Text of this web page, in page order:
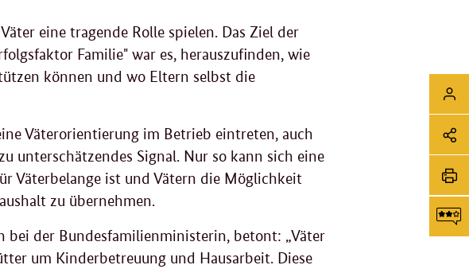
eine tragende Rolle spielen. Das Ziel der
Familie" war es, herauszufinden, wie
können und wo Eltern selbst die
Väterorientierung im Betrieb eintreten, auch
unterschätzendes Signal. Nur so kann sich eine
Väterbelange ist und Vätern die Möglichkeit
zu übernehmen.
bei der Bundesfamilienministerin, betont: „Väter
um Kinderbetreuung und Hausarbeit. Diese
Login